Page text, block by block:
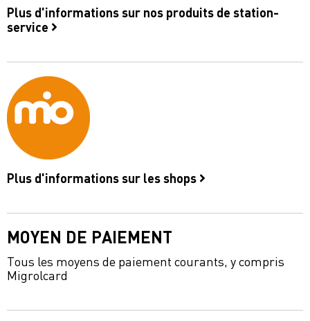
Plus d'informations sur nos produits de station-
service
Plus d'informations sur les shops
MOYEN DE PAIEMENT
Tous les moyens de paiement courants, y compris
Migrolcard